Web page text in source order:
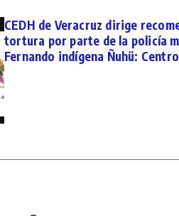
CEDH de Veracruz dirige
tortura por parte de la policía
Fernando indígena Ñuhü: